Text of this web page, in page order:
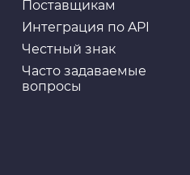
Поставщикам
Интеграция по API
Честный знак
Часто задаваемые
вопросы